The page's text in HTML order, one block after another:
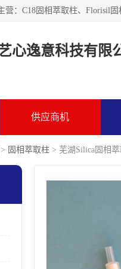
心逸意科技有限
供应商机
> 固相萃取柱 > 芜湖Silica固相